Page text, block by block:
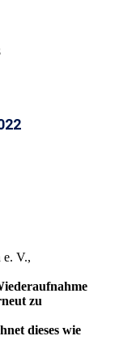
e. V.,
zu
dieses wie